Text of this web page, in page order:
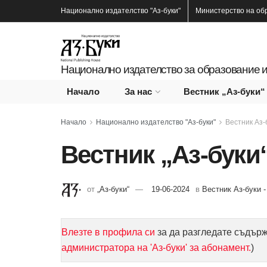
Национално издателство "Аз-буки" Министерство на
Национално издателство за образование
Начало За нас Вестник „Аз-буки“
Начало Национално издателство "Аз-буки" Вестник
Вестник „Аз-
от „Аз-буки“ 19-06-2024 в Вестник Аз-буки
Влезте в профила си за да разгледате
администратора на 'Аз-буки' за абонамент.)